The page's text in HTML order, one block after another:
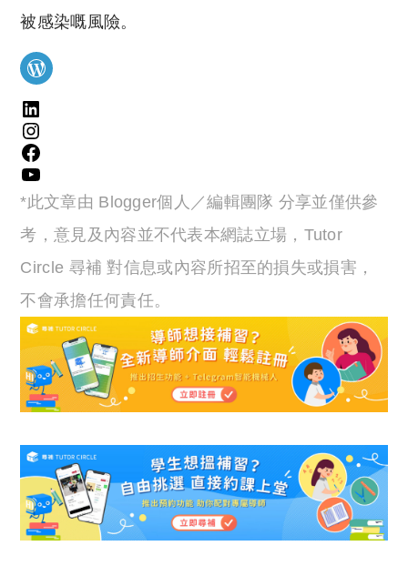
被感染嘅風險。
WordPress
LinkedIn
Instagram
Facebook
YouTube
*此文章由 Blogger個人／編輯團隊 分享並僅供參
考，意見及內容並不代表本網誌立場，Tutor
Circle 尋補 對信息或內容所招至的損失或損害，
不會承擔任何責任。